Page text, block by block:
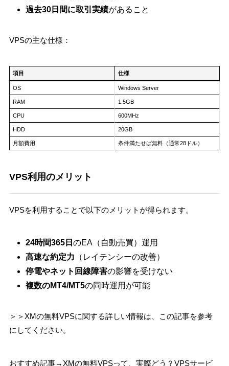
過去30日間に取引実績があること
VPSの主な仕様：
項目 仕様
OS Windows Server
RAM 1.5GB
CPU 600MHz
HDD 20GB
月額費用 条件満たせば無料（通常28ドル）
VPS利用のメリット
VPSを利用することで以下のメリットが得られます。
24時間365日 のEA（自動売買）運用
高速な約定力 （レイテンシーの改善）
停電やネット回線障害の影響を受けない
複数のMT4/MT5の同時運用が可能
＞＞XMの無料VPSに関する詳しい情報は、この記事を参考
にしてください。
おすすめ記事→XMの無料VPSって、実際どう？VPSサービ